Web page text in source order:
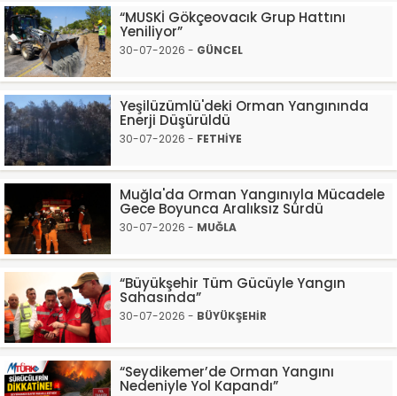
“MUSKİ Gökçeovacık Grup Hattını
Yeniliyor”
30-07-2026 - GÜNCEL
Yeşilüzümlü'deki Orman Yangınında
Enerji Düşürüldü
30-07-2026 - FETHİYE
Muğla'da Orman Yangınıyla Mücadele
Gece Boyunca Aralıksız Sürdü
30-07-2026 - MUĞLA
“Büyükşehir Tüm Gücüyle Yangın
Sahasında”
30-07-2026 - BÜYÜKŞEHİR
“Seydikemer’de Orman Yangını
Nedeniyle Yol Kapandı”